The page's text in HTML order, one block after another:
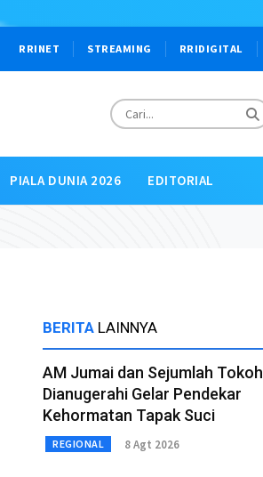
RRINET STREAMING RRIDIGITAL
PIALA DUNIA 2026 EDITORIAL
BERITA LAINNYA
AM Jumai dan Sejumlah Tokoh
Dianugerahi Gelar Pendekar
Kehormatan Tapak Suci
REGIONAL 8 Agt 2026